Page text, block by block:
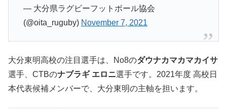
— 大分県ラグビーフットボール協会
(@oita_ruguby) November 7, 2021
大分東明高校の注目選手は、No8のダウナカマカマカイサ
選手、CTBのナブラギ エロニ選手です。2021年度 高校日
本代表候補メンバーで、大分東明の主軸を担います。